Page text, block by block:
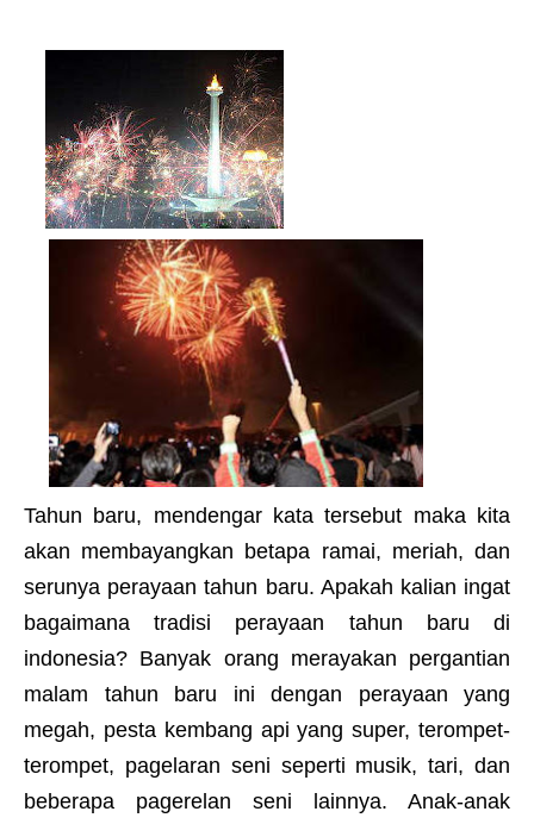
Tahun baru, mendengar kata tersebut maka kita
akan membayangkan betapa ramai, meriah, dan
serunya perayaan tahun baru. Apakah kalian ingat
bagaimana tradisi perayaan tahun baru di
indonesia? Banyak orang merayakan pergantian
malam tahun baru ini dengan perayaan yang
megah, pesta kembang api yang super, terompet-
terompet, pagelaran seni seperti musik, tari, dan
beberapa pagerelan seni lainnya. Anak-anak